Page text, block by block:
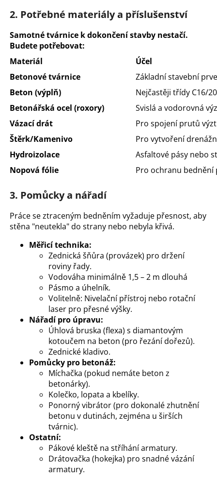
2. Potřebné materiály a příslušenství
Samotné tvárnice k dokončení stavby nestačí.
Budete potřebovat:
Materiál
Účel
Betonové tvárnice
Základní stavební
Beton (výplň)
Nejčastěji třídy C16/
Betonářská ocel (roxory)
Svislá a vodorovná
Vázací drát
Pro spojení prutů
Štěrk/Kamenivo
Pro vytvoření
Hydroizolace
Asfaltové pásy nebo
Nopová fólie
Pro ochranu
3. Pomůcky a nářadí
Práce se ztraceným bedněním vyžaduje přesnost, aby
stěna "neutekla" do strany nebo nebyla křivá.
Měřicí technika:
Zednická šňůra (provázek) pro držení
roviny řady.
Vodováha minimálně 1,5 – 2 m dlouhá
Pásmo a úhelník.
Volitelně: Nivelační přístroj nebo rotační
laser pro přesné výšky.
Nářadí pro úpravu:
Úhlová bruska (flexa) s diamantovým
kotoučem na beton (pro řezání dořezů).
Zednické kladivo.
Pomůcky pro betonáž:
Míchačka (pokud nemáte beton z
betonárky).
Kolečko, lopata a kbelíky.
Ponorný vibrátor (pro dokonalé zhutnění
betonu v dutinách, zejména u širších
tvárnic).
Ostatní:
Pákové kleště na stříhání armatury.
Drátovačka (hokejka) pro snadné vázání
armatury.
e
e